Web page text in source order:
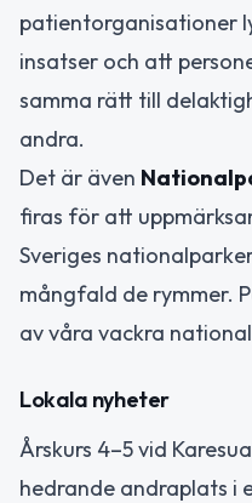
patientorganisationer
insatser och att
samma rätt till
andra.
Det är även
firas för att
Sveriges
mångfald de rymmer.
av våra vackra
Lokala nyheter
Årskurs 4–5 vid
hedrande andraplats i